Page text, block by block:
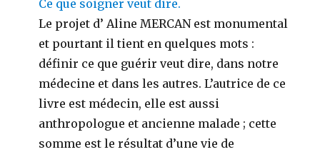
Ce que soigner veut dire.
Le projet d’ Aline MERCAN est monumental
et pourtant il tient en quelques mots :
définir ce que guérir veut dire, dans notre
médecine et dans les autres. L’autrice de ce
livre est médecin, elle est aussi
anthropologue et ancienne malade ; cette
somme est le résultat d’une vie de